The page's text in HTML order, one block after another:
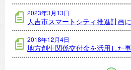
2023年3月13日
人吉市スマートシティ推進計画
2018年12月4日
地方創生関係交付金を活用した